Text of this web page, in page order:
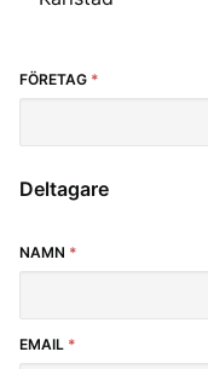
FÖRETAG *
Deltagare
NAMN *
EMAIL *